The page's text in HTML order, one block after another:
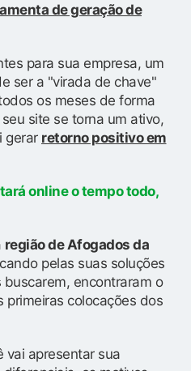
de geração de
para sua empresa, um
ser a "virada de chave"
os meses de forma
site se torna um ativo,
gerar retorno positivo em
online o tempo todo,
região de Afogados da
pelas suas soluções
encontraram o
primeiras colocações dos
vai apresentar sua